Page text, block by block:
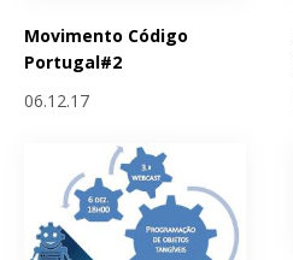
Movimento Código
Portugal#2
06.12.17